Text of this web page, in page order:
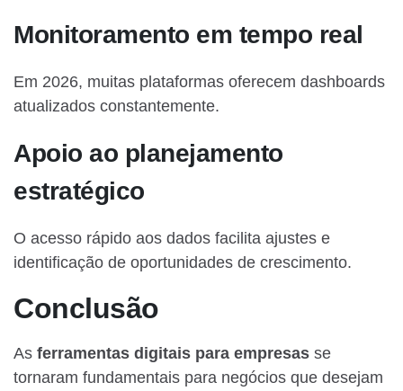
Monitoramento em tempo real
Em 2026, muitas plataformas oferecem dashboards
atualizados constantemente.
Apoio ao planejamento
estratégico
O acesso rápido aos dados facilita ajustes e
identificação de oportunidades de crescimento.
Conclusão
As ferramentas digitais para empresas se
tornaram fundamentais para negócios que desejam